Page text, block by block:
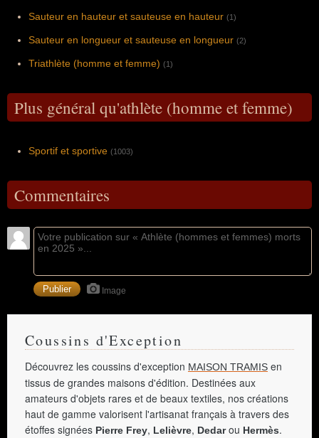
Sauteur en hauteur et sauteuse en hauteur (1)
Sauteur en longueur et sauteuse en longueur (2)
Triathlète (homme et femme) (1)
Plus général qu'athlète (homme et femme)
Sportif et sportive (1003)
Commentaires
Image
Coussins d'Exception
Découvrez les coussins d'exception MAISON TRAMIS en
tissus de grandes maisons d'édition. Destinées aux
amateurs d'objets rares et de beaux textiles, nos créations
haut de gamme valorisent l'artisanat français à travers des
étoffes signées Pierre Frey, Lelièvre, Dedarou Hermès.